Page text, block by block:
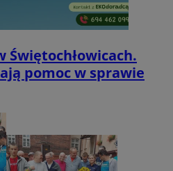
Świętochłowicach.
pomoc w sprawie